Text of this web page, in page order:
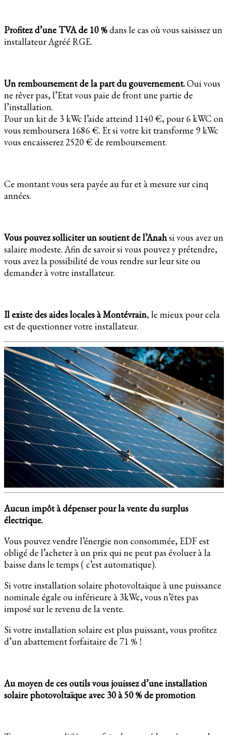
Profitez d’une TVA de 10 %dans le cas où vous saisissez un
installateur Agréé RGE.
Un remboursement de la part du gouvernement.Oui vous
ne rêver pas, l’Etat vous paie de front une partie de
l’installation.
Pour un kit de 3 kWc l’aide atteind 1140 €, pour 6 kWC on
vous remboursera 1686 €. Et si votre kit transforme 9 kWc
vous encaisserez 2520 € de remboursement.
Ce montant vous sera payée au fur et à mesure sur cinq
années.
Vous pouvez solliciter un soutient de l’Anahsi vous avez un
salaire modeste. Afin de savoir si vous pouvez y prétendre,
vous avez la possibilité de vous rendre sur leur site ou
demander à votre installateur.
Il existe des aides locales à Montévrain, le mieux pour cela
est de questionner votre installateur.
Aucun impôt à dépenser pour la vente du surplus
électrique.
Vous pouvez vendre l’énergie non consommée, EDF est
obligé de l’acheter à un prix qui ne peut pas évoluer à la
baisse dans le temps ( c’est automatique).
Si votre installation solaire photovoltaïque à une puissance
nominale égale ou inférieure à 3kWc, vous n’êtes pas
imposé sur le revenu de la vente.
Si votre installation solaire est plus puissant, vous profitez
d’un abattement forfaitaire de 71 % !
Au moyen de ces outils vous jouissez d’une installation
solaire photovoltaïque avec 30 à 50 % de promotion